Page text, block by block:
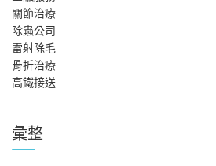
關節治療
除蟲公司
雷射除毛
骨折治療
高鐵接送
彙整